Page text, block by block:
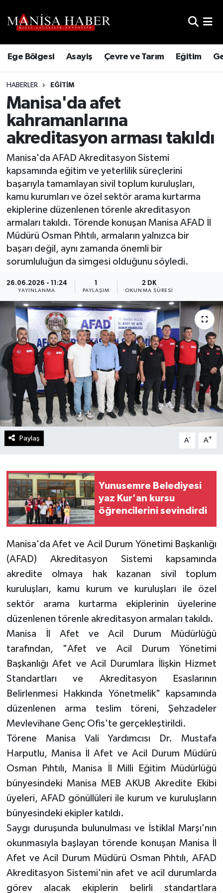
Ege Bölgesi Asayiş Çevre ve Tarım Eğitim
HABERLER EĞITIM
Manisa'da afet
kahramanlarına
akreditasyon arması takıldı
Manisa'da AFAD Akreditasyon Sistemi
kapsamında eğitim ve yeterlilik süreçlerini
başarıyla tamamlayan sivil toplum kuruluşları,
kamu kurumları ve özel sektör arama kurtarma
ekiplerine düzenlenen törenle akreditasyon
armaları takıldı. Törende konuşan Manisa AFAD İl
Müdürü Osman Pıhtılı, armaların yalnızca bir
başarı değil, aynı zamanda önemli bir
sorumluluğun da simgesi olduğunu söyledi.
26.06.2026 - 11:24
YAYINLANMA
1
PAYLAŞIM
2 DK
OKUNMA SÜRESI
Paylaş A- A+
Yunusemre Belediyesi
yaz Kur'an kursu
öğrencilerini sevindirdi
Manisa'da Afet ve Acil Durum Yönetimi Başkanlığı
(AFAD) Akreditasyon Sistemi kapsamında
akredite olmaya hak kazanan sivil toplum
kuruluşları, kamu kurum ve kuruluşları ile özel
sektör arama kurtarma ekiplerinin üyelerine
düzenlenen törenle akreditasyon armaları takıldı.
Manisa İl Afet ve Acil Durum Müdürlüğü
tarafından, "Afet ve Acil Durum Yönetimi
Başkanlığı Afet ve Acil Durumlara İlişkin Hizmet
Standartları ve Akreditasyon Esaslarının
Belirlenmesi Hakkında Yönetmelik" kapsamında
düzenlenen arma teslim töreni, Şehzadeler
Mevlevihane Genç Ofis'te gerçekleştirildi.
Törene Manisa Vali Yardımcısı Dr. Mustafa
Harputlu, Manisa İl Afet ve Acil Durum Müdürü
Osman Pıhtılı, Manisa İl Milli Eğitim Müdürlüğü
bünyesindeki Manisa MEB AKUB Akredite Ekibi
üyeleri, AFAD gönüllüleri ile kurum ve kuruluşların
bünyesindeki ekipler katıldı.
Saygı duruşunda bulunulması ve İstiklal Marşı'nın
okunmasıyla başlayan törende konuşan Manisa İl
Afet ve Acil Durum Müdürü Osman Pıhtılı, AFAD
Akreditasyon Sistemi'nin afet ve acil durumlarda
görev alacak ekiplerin belirli standartlara
Trafik Durumu
Süper Lig Puan Durumu ve Fikstür
Tüm Manşetler
Son Dakika Haberleri